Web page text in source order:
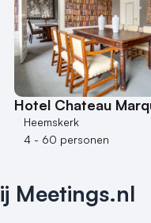
Hotel Chateau
Heemskerk
4 - 60 personen
Meetings.nl